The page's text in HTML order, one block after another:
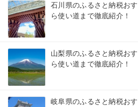
石川県のふるさと納税お
ら使い道まで徹底紹介！
山梨県のふるさと納税お
ら使い道まで徹底紹介！
岐阜県のふるさと納税お